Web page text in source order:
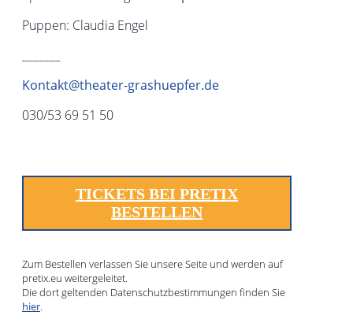
Puppen: Claudia Engel
Kontakt@theater-grashuepfer.de
030/53 69 51 50
TICKETS BEI PRETIX
BESTELLEN
Zum Bestellen verlassen Sie unsere Seite und werden auf
pretix.eu weitergeleitet.
Die dort geltenden Datenschutzbestimmungen finden Sie
hier.